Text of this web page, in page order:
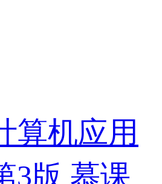
算机应用
3版 慕课